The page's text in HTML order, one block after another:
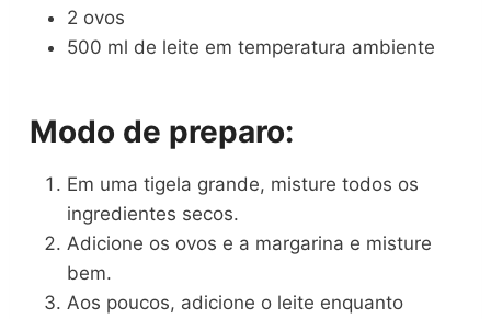
2 ovos
500 ml de leite em temperatura ambiente
Modo de preparo:
Em uma tigela grande, misture todos os
ingredientes secos.
Adicione os ovos e a margarina e misture
bem.
Aos poucos, adicione o leite enquanto